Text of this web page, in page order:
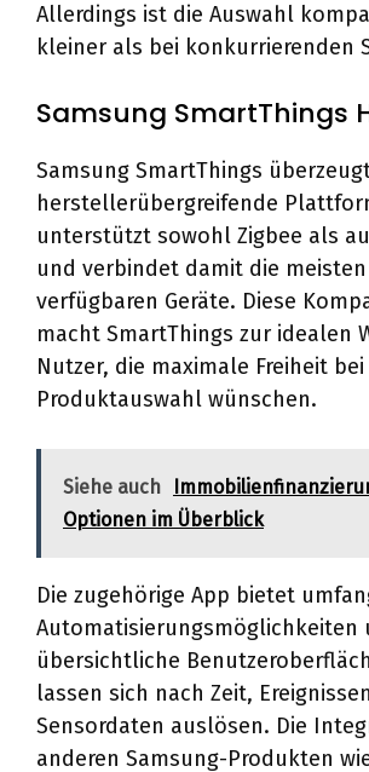
Allerdings ist die Auswahl
kleiner als bei konkurrierenden
Samsung SmartThings
Samsung SmartThings
herstellerübergreifende
unterstützt sowohl Zigbee als
und verbindet damit die
verfügbaren Geräte. Diese
macht SmartThings zur idealen
Nutzer, die maximale Freiheit
Produktauswahl wünschen.
Siehe auch
Optionen im Überblick
Die zugehörige App bietet
Automatisierungsmöglichkeiten
übersichtliche
lassen sich nach Zeit,
Sensordaten auslösen. Die
anderen Samsung-Produkten